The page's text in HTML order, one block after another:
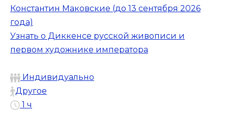
Константин Маковские (до 13 сентября 2026
года)
Узнать о Диккенсе русской живописи и
первом художнике императора
Индивидуально
Другое
1 ч